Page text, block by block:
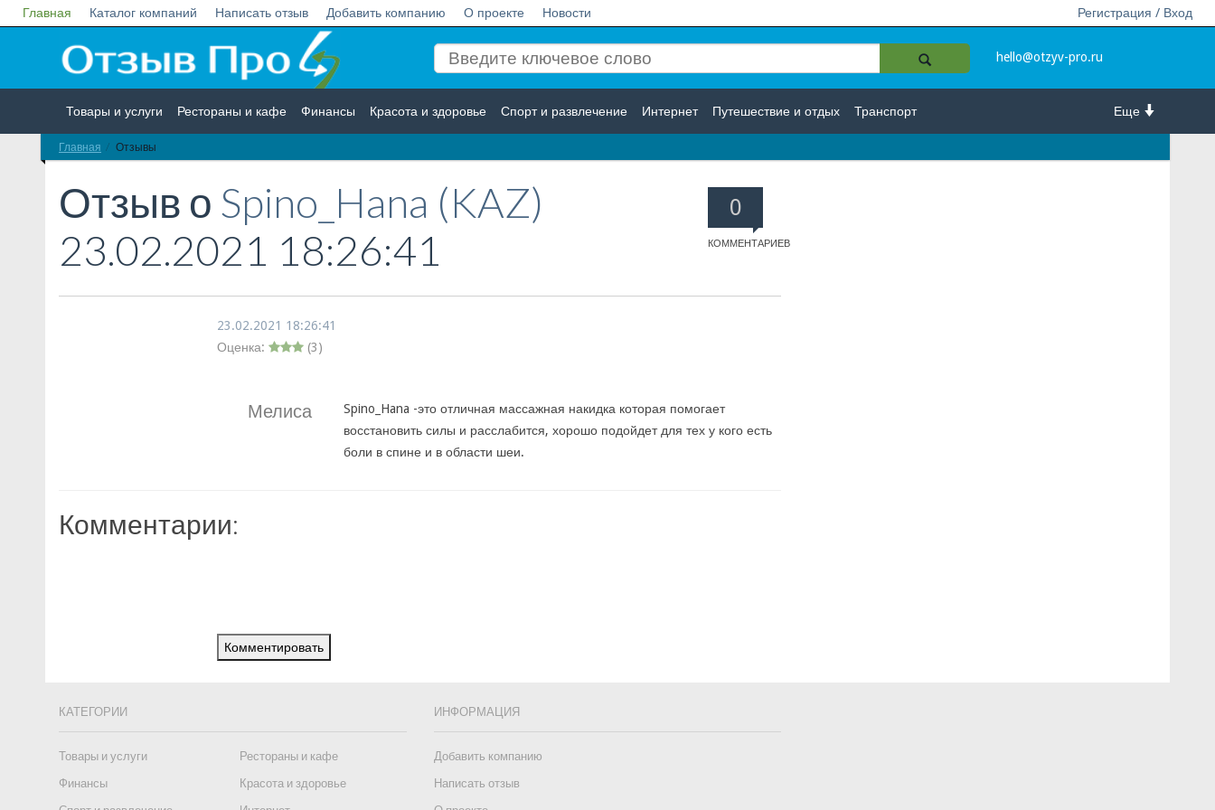
Главная Каталог компаний Написать отзыв Добавить компанию О проекте Новости Регистрация / Вход
hello@otzyv-pro.ru
Еще
Товары и услуги Рестораны и кафе Финансы Красота и здоровье Спорт и развлечение Интернет Путешествие и отдых Транспорт
Недвижимость
Главная Отзывы
0
КОММЕНТАРИЕВ
Отзыв о Spino_Hana (KAZ)
23.02.2021 18:26:41
23.02.2021 18:26:41
Оценка:
(3)
Мелиса
Spino_Hana -это отличная массажная накидка которая помогает
восстановить силы и расслабится, хорошо подойдет для тех у кого есть
боли в спине и в области шеи.
Комментарии:
Комментировать
КАТЕГОРИИ
Товары и услуги
Рестораны и кафе
Финансы
Красота и здоровье
ИНФОРМАЦИЯ
Добавить компанию
Написать отзыв